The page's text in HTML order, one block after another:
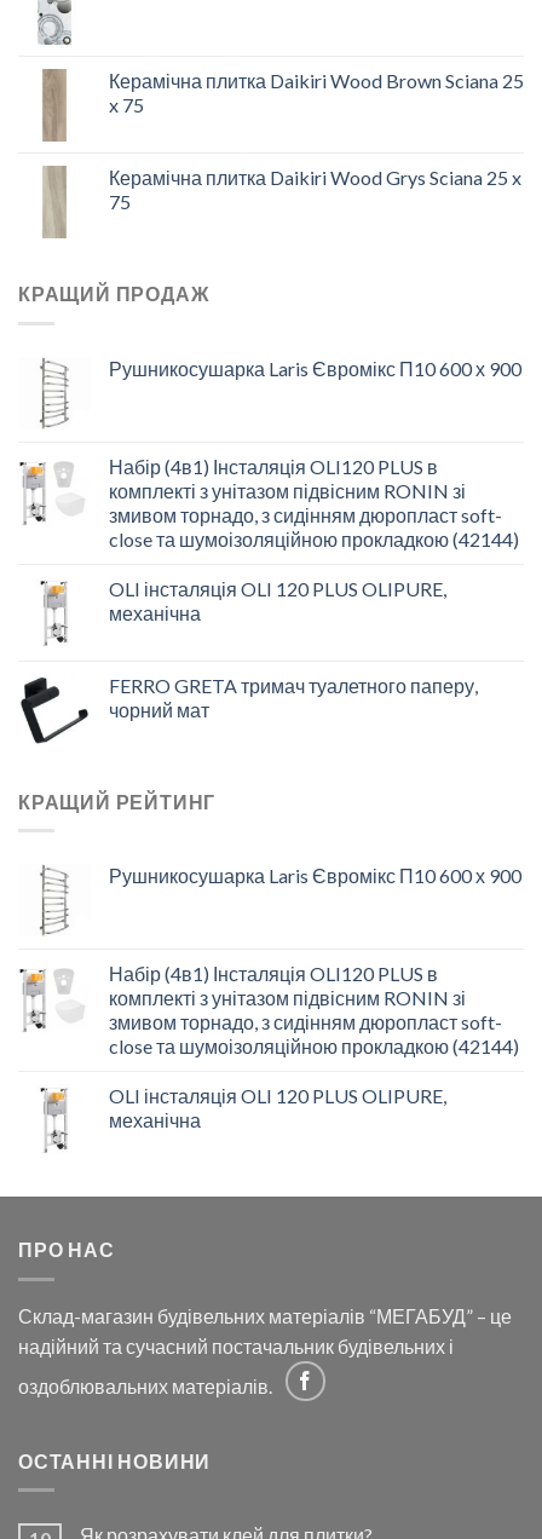
Керамічна плитка Daikiri Wood Brown Sciana 25
x 75
Керамічна плитка Daikiri Wood Grys Sciana 25 x
75
КРАЩИЙ ПРОДАЖ
Рушникосушарка Laris Євромікс П10 600 х 900
Набір (4в1) Інсталяція OLI120 PLUS в
комплекті з унітазом підвісним RONIN зі
змивом торнадо, з сидінням дюропласт soft-
close та шумоізоляційною прокладкою (42144)
OLI інсталяція OLI 120 PLUS OLIPURE,
механічна
FERRO GRETA тримач туалетного паперу,
чорний мат
КРАЩИЙ РЕЙТИНГ
Рушникосушарка Laris Євромікс П10 600 х 900
Набір (4в1) Інсталяція OLI120 PLUS в
комплекті з унітазом підвісним RONIN зі
змивом торнадо, з сидінням дюропласт soft-
close та шумоізоляційною прокладкою (42144)
OLI інсталяція OLI 120 PLUS OLIPURE,
механічна
ПРО НАС
Склад-магазин будівельних матеріалів “МЕГАБУД” – це
надійний та сучасний постачальник будівельних і
оздоблювальних матеріалів.
ОСТАННІ НОВИНИ